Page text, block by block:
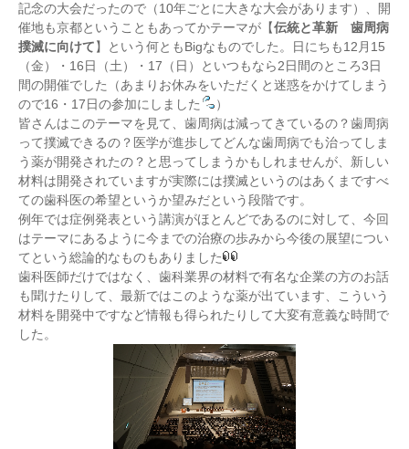
記念の大会だったので（10年ごとに大きな大会があります）、開
催地も京都ということもあってかテーマが【伝統と革新 歯周病
撲滅に向けて】という何ともBigなものでした。日にちも12月15
（金）・16日（土）・17（日）といつもなら2日間のところ3日
間の開催でした（あまりお休みをいただくと迷惑をかけてしまう
ので16・17日の参加にしました
）
皆さんはこのテーマを見て、歯周病は減ってきているの？歯周病
って撲滅できるの？医学が進歩してどんな歯周病でも治ってしま
う薬が開発されたの？と思ってしまうかもしれませんが、新しい
材料は開発されていますが実際には撲滅というのはあくまですべ
ての歯科医の希望というか望みだという段階です。
例年では症例発表という講演がほとんどであるのに対して、今回
はテーマにあるように今までの治療の歩みから今後の展望につい
てという総論的なものもありました
歯科医師だけではなく、歯科業界の材料で有名な企業の方のお話
も聞けたりして、最新ではこのような薬が出ています、こういう
材料を開発中ですなど情報も得られたりして大変有意義な時間で
した。